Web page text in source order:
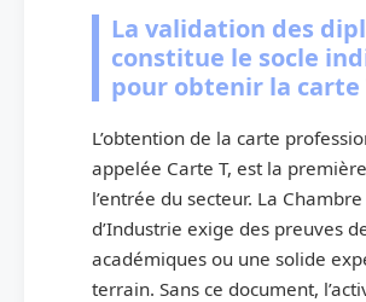
La validation des
constitue le socle
pour obtenir la carte
L’obtention de la carte
appelée Carte T, est la
l’entrée du secteur. La
d’Industrie exige des preuves
académiques ou une solide
terrain. Sans ce document,